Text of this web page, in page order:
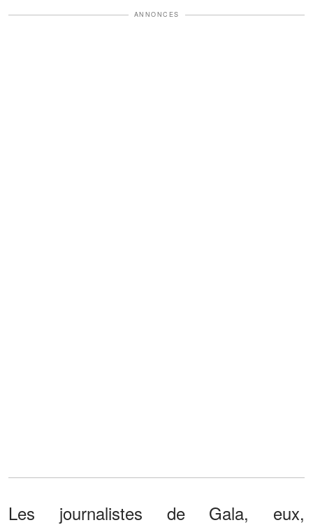
ANNONCES
Les journalistes de Gala, eux,